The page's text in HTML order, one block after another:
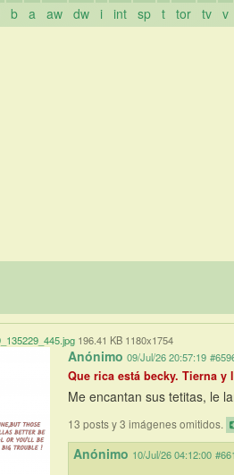
b a aw dw i int sp t tor tv v
196.41 KB 1180x1754
Anónimo 09/Jul/26 20:57:19
Que rica está becky. Tierna y
Me encantan sus tetitas, le
13 posts y 3 imágenes omitidos.
Anónimo 10/Jul/26 04:12:00